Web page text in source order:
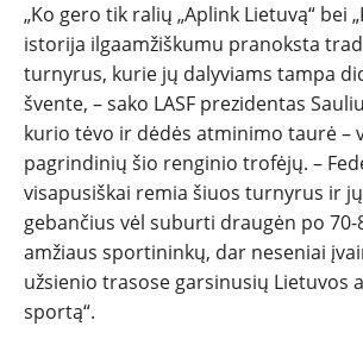
„Ko gero tik ralių „Aplink Lietuvą“ bei
istorija ilgaamžiškumu pranoksta
turnyrus, kurie jų dalyviams tampa
švente, – sako LASF prezidentas
kurio tėvo ir dėdės atminimo taurė –
pagrindinių šio renginio trofėjų. –
visapusiškai remia šiuos turnyrus ir
gebančius vėl suburti draugėn po 70-
amžiaus sportininkų, dar neseniai
užsienio trasose garsinusių Lietuvos
sportą“.